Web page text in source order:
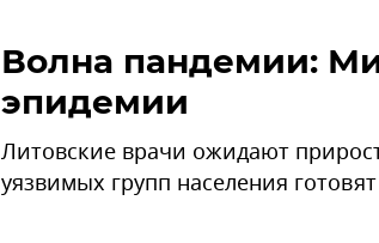
Волна пандемии:
эпидемии
Литовские врачи ожидают
уязвимых групп населения